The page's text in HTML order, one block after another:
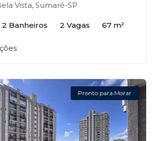
Vista, Sumaré-SP
2 Banheiros 2 Vagas 67 m²
Pronto para Morar